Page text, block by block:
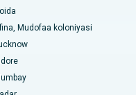
yaxshi shifoxona
Bangalor
Mudofaa koloniyasi